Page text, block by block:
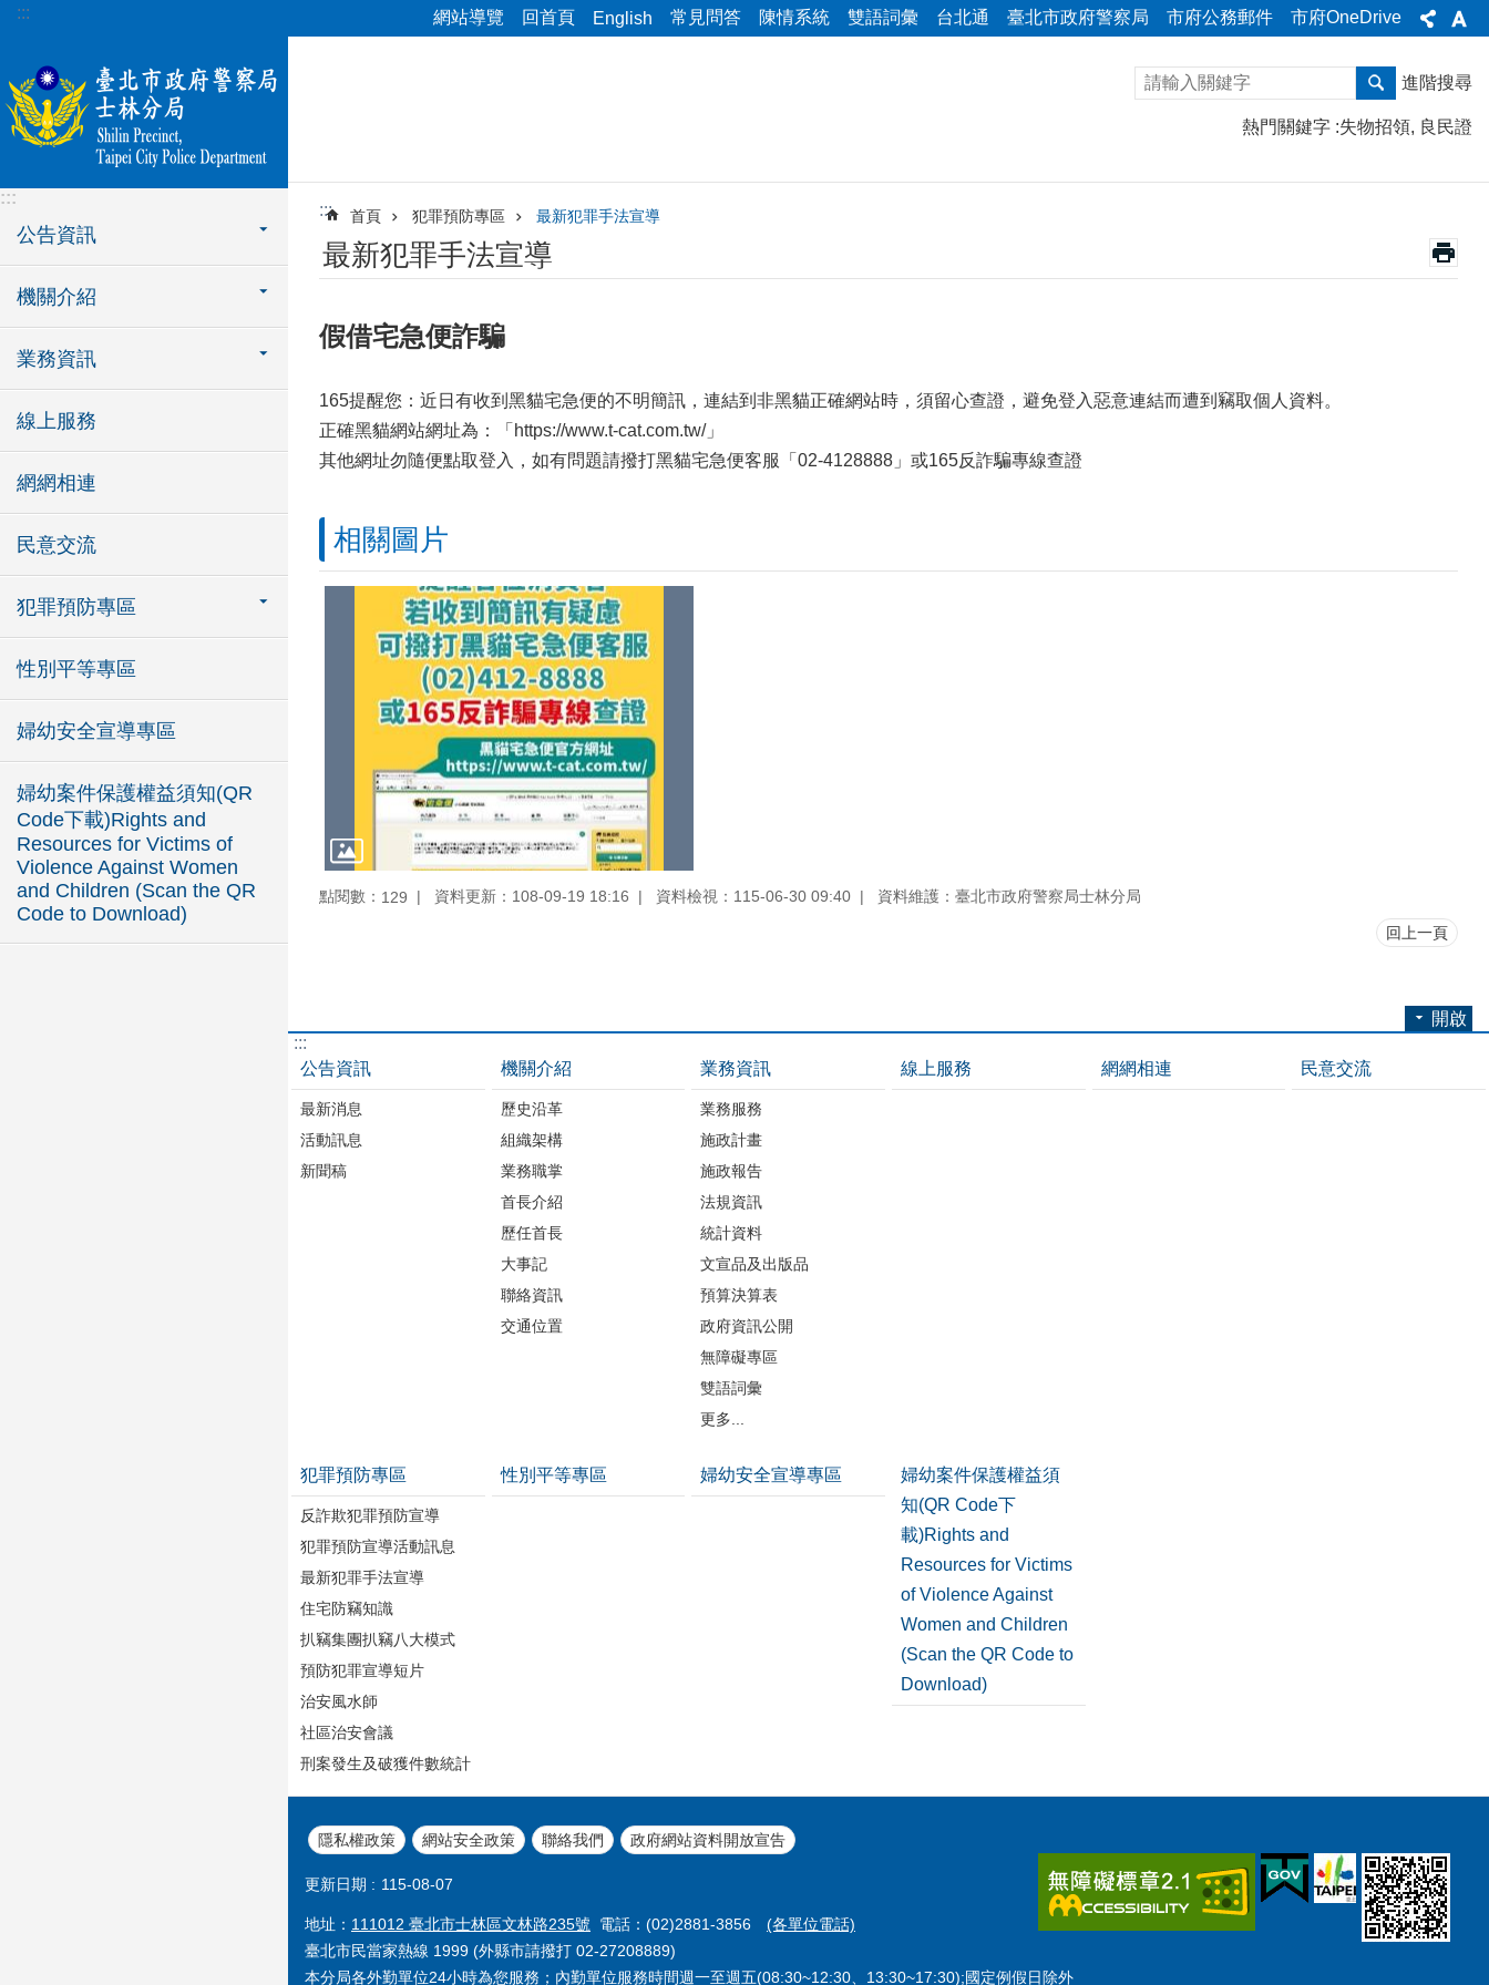
跳到主要內容區塊
::: 網站導覽 回首頁 English 常見問答 陳情系統 雙語詞彙 台北通 臺北市政府警察局 市府公務郵件 市府OneDrive
:::
公告資訊
機關介紹
業務資訊
線上服務
網網相連
民意交流
犯罪預防專區
性別平等專區
婦幼安全宣導專區
婦幼案件保護權益須知(QR
Code下載)Rights and
Resources for Victims of
Violence Against Women
and Children (Scan the QR
Code to Download)
進階搜尋
熱門關鍵字 失物招領 良民證
::: 首頁 犯罪預防專區 最新犯罪手法宣導
最新犯罪手法宣導
假借宅急便詐騙
165提醒您：近日有收到黑貓宅急便的不明簡訊，連結到非黑貓正確網站時，須留心查證，避免登入惡意連結而遭到竊取個人資料。
正確黑貓網站網址為：「https://www.t-cat.com.tw/」
其他網址勿隨便點取登入，如有問題請撥打黑貓宅急便客服「02-4128888」或165反詐騙專線查證
相關圖片
點閱數： 129 資料更新：108-09-19 18:16 資料檢視：115-06-30 09:40 資料維護：臺北市政府警察局士林分局
回上一頁
開啟
:::
公告資訊
最新消息
活動訊息
新聞稿
機關介紹
歷史沿革
組織架構
業務職掌
首長介紹
歷任首長
大事記
聯絡資訊
交通位置
業務資訊
業務服務
施政計畫
施政報告
法規資訊
統計資料
文宣品及出版品
預算決算表
政府資訊公開
無障礙專區
雙語詞彙
更多...
線上服務 網網相連 民意交流
犯罪預防專區
反詐欺犯罪預防宣導
犯罪預防宣導活動訊息
最新犯罪手法宣導
住宅防竊知識
扒竊集團扒竊八大模式
預防犯罪宣導短片
治安風水師
社區治安會議
刑案發生及破獲件數統計
性別平等專區 婦幼安全宣導專區
婦幼案件保護權益須
知(QR Code下
載)Rights and
Resources for Victims
of Violence Against
Women and Children
(Scan the QR Code to
Download)
隱私權政策 網站安全政策 聯絡我們 政府網站資料開放宣告
更新日期 115-08-07
地址： 111012 臺北市士林區文林路235號 電話：(02)2881-3856 (各單位電話)
臺北市民當家熱線 1999 (外縣市請撥打 02-27208889)
本分局各外勤單位24小時為您服務；內勤單位服務時間週一至週五(08:30~12:30、13:30~17:30);國定例假日除外